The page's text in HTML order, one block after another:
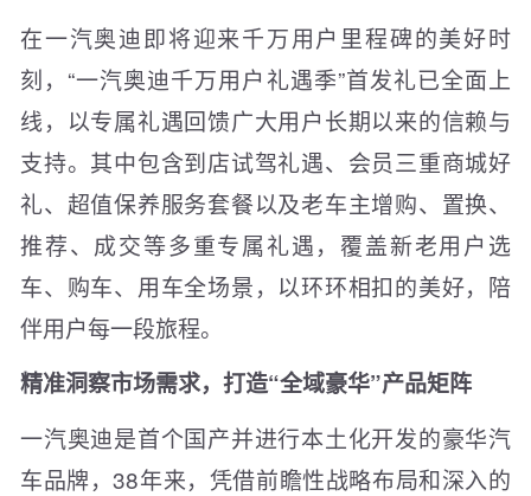
在一汽奥迪即将迎来千万用户里程碑的美好时
刻，“一汽奥迪千万用户礼遇季”首发礼已全面上
线，以专属礼遇回馈广大用户长期以来的信赖与
支持。其中包含到店试驾礼遇、会员三重商城好
礼、超值保养服务套餐以及老车主增购、置换、
推荐、成交等多重专属礼遇，覆盖新老用户选
车、购车、用车全场景，以环环相扣的美好，陪
伴用户每一段旅程。
精准洞察市场需求，打造“全域豪华”产品矩阵
一汽奥迪是首个国产并进行本土化开发的豪华汽
车品牌，38年来，凭借前瞻性战略布局和深入的